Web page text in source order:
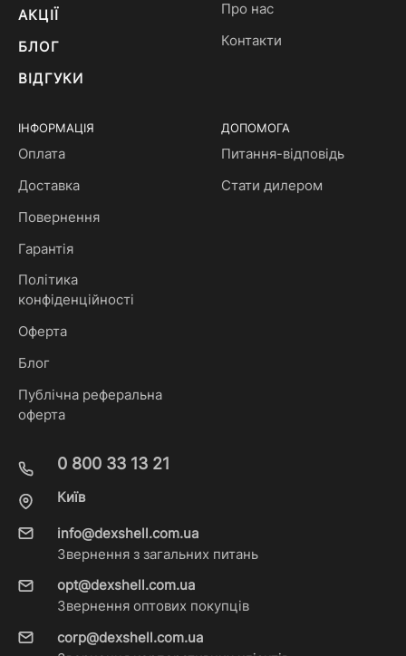
АКЦІЇ
БЛОГ
ВІДГУКИ
Про нас
Контакти
ІНФОРМАЦІЯ
Оплата
Доставка
Повернення
Гарантія
Політика
конфіденційності
Оферта
Блог
Публічна реферальна
оферта
ДОПОМОГА
Питання-відповідь
Стати дилером
0 800 33 13 21
Київ
info@dexshell.com.ua
Звернення з загальних питань
opt@dexshell.com.ua
Звернення оптових покупців
corp@dexshell.com.ua